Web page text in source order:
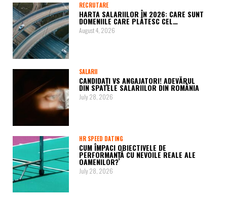
RECRUTARE
HARTA SALARIILOR ÎN 2026: CARE SUNT
DOMENIILE CARE PLĂTESC CEL…
August 4, 2026
SALARII
CANDIDAȚI VS ANGAJATORI! ADEVĂRUL
DIN SPATELE SALARIILOR DIN ROMÂNIA
July 28, 2026
HR SPEED DATING
CUM ÎMPACI OBIECTIVELE DE
PERFORMANȚĂ CU NEVOILE REALE ALE
OAMENILOR?
July 28, 2026